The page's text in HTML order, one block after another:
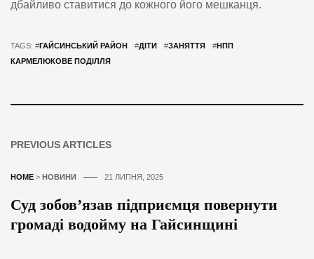
дбайливо ставитися до кожного його мешканця.
TAGS: #ГАЙСИНСЬКИЙ РАЙОН #ДІТИ #ЗАНЯТТЯ #НПП
КАРМЕЛЮКОВЕ ПОДІЛЛЯ
PREVIOUS ARTICLES
HOME > НОВИНИ 21 ЛИПНЯ, 2025
Суд зобов’язав підприємця повернути
громаді водойму на Гайсинщині